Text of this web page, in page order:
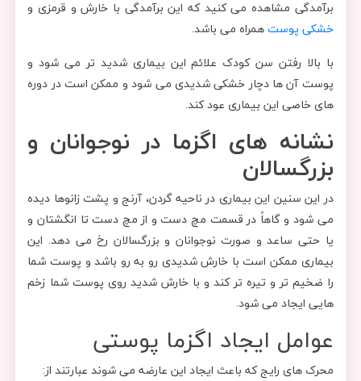
برآمدگی مشاهده می کنید که این برآمدگی با خارش و قرمزی و
خشکی پوستهمراه می باشد.
با بالا رفتن سن کودک علائم این بیماری شدید تر می شود و
پوست آن ها دچار خشکی شدیدی می شود و ممکن است در دوره
های خاصی این بیماری عود کند.
نشانه های اگزما در نوجوانان و
بزرگسالان
در این سنین این بیماری در ناحیه گردن، آرنج و پشت زانوها دیده
می شود و گاهاً در قسمت مچ دست و از مچ دست تا انگشتان و
یا حتی ساعد و صورت نوجوانان و بزرگسالان رخ می دهد. این
بیماری ممکن است با خارش شدیدی رو به رو باشد و پوست شما
را ضخیم تر و تیره تر کند و با خارش شدید روی پوست شما زخم
هایی ایجاد می شود.
عوامل ایجاد اگزما پوستی
محرک های رایج که باعث ایجاد این عارضه می شوند عبارتند از: